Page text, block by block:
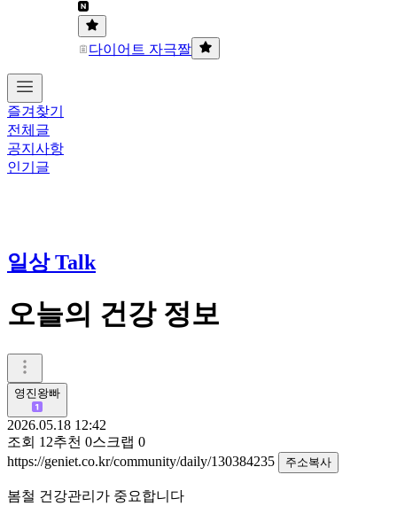
다이어트 자극짤
즐겨찾기
전체글
공지사항
인기글
일상 Talk
오늘의 건강 정보
영진왕빠
2026.05.18 12:42
조회 12추천 0스크랩 0
https://geniet.co.kr/community/daily/130384235
주소복사
봄철 건강관리가 중요합니다